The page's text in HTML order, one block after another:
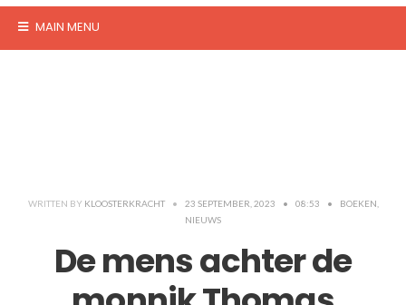
MAIN MENU
WRITTEN BY KLOOSTERKRACHT • 23 SEPTEMBER, 2023 • 08:53 • BOEKEN
NIEUWS
De mens achter de